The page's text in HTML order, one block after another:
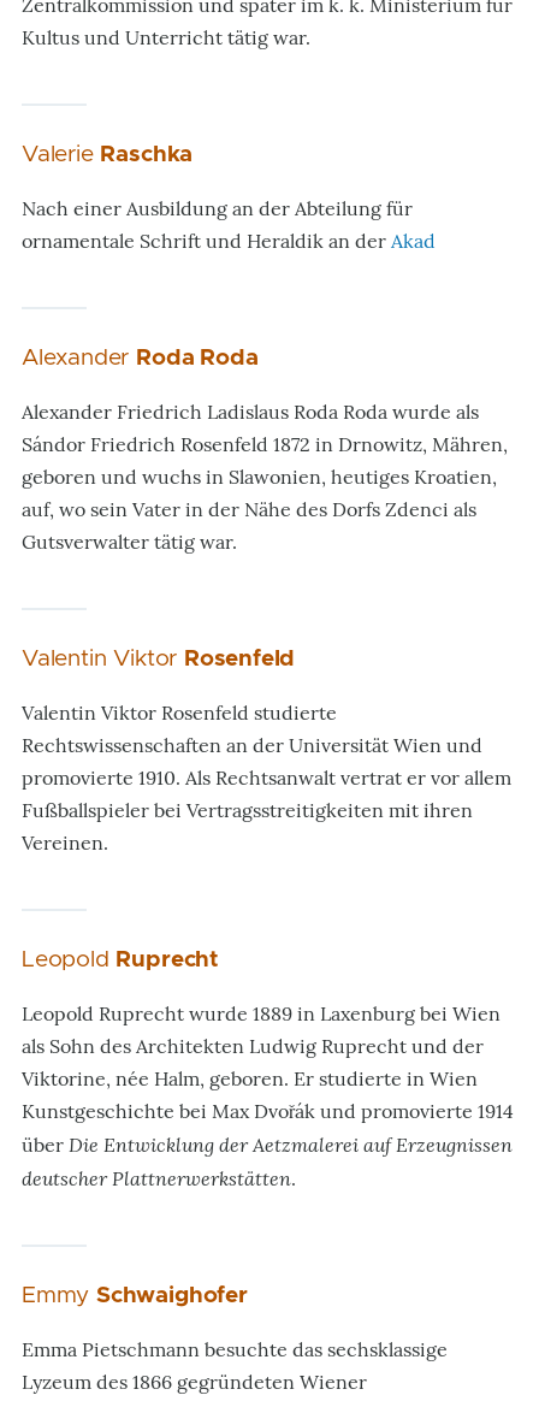
Zentralkommission und später im k. k. Ministerium für
Kultus und Unterricht tätig war.
Valerie Raschka
Nach einer Ausbildung an der Abteilung für
ornamentale Schrift und Heraldik an der Akad
Alexander Roda Roda
Alexander Friedrich Ladislaus Roda Roda wurde als
Sándor Friedrich Rosenfeld 1872 in Drnowitz, Mähren,
geboren und wuchs in Slawonien, heutiges Kroatien,
auf, wo sein Vater in der Nähe des Dorfs Zdenci als
Gutsverwalter tätig war.
Valentin Viktor Rosenfeld
Valentin Viktor Rosenfeld studierte
Rechtswissenschaften an der Universität Wien und
promovierte 1910. Als Rechtsanwalt vertrat er vor allem
Fußballspieler bei Vertragsstreitigkeiten mit ihren
Vereinen.
Leopold Ruprecht
Leopold Ruprecht wurde 1889 in Laxenburg bei Wien
als Sohn des Architekten Ludwig Ruprecht und der
Viktorine, née Halm, geboren. Er studierte in Wien
Kunstgeschichte bei Max Dvořák und promovierte 1914
über Die Entwicklung der Aetzmalerei auf Erzeugnissen
deutscher Plattnerwerkstätten.
EmmySchwaighofer
Emma Pietschmann besuchte das sechsklassige
Lyzeum des 1866 gegründeten Wiener